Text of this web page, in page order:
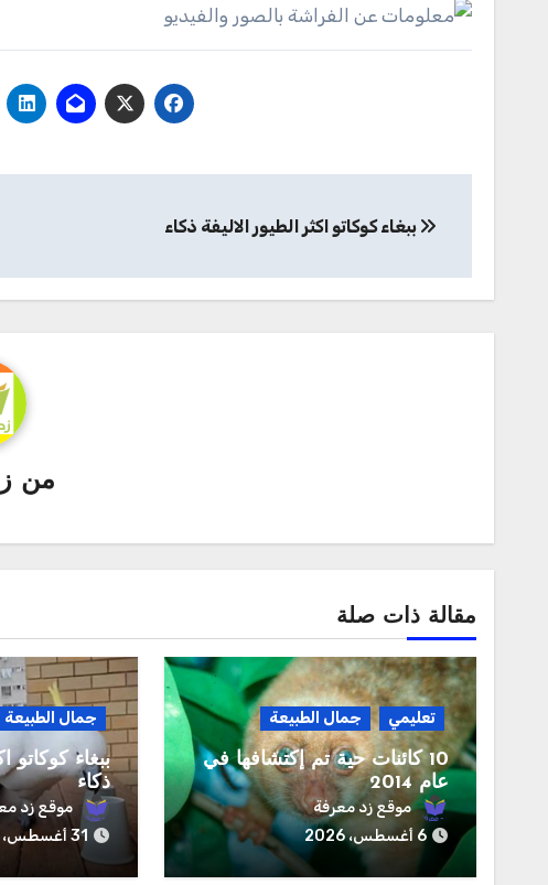
المقالات
ببغاء كوكاتو اكثر الطيور الاليفة ذكاء
من
مقالة ذات صلة
تعليمي جمال الطبيعة
10 كائنات حية تم إكتشافها في
عام 2014
موقع زد معرفة
6 أغسطس، 2026
جمال الطبيعة
ببغاء كوكاتو
ذكاء
موقع زد
31 أغسطس، 2023